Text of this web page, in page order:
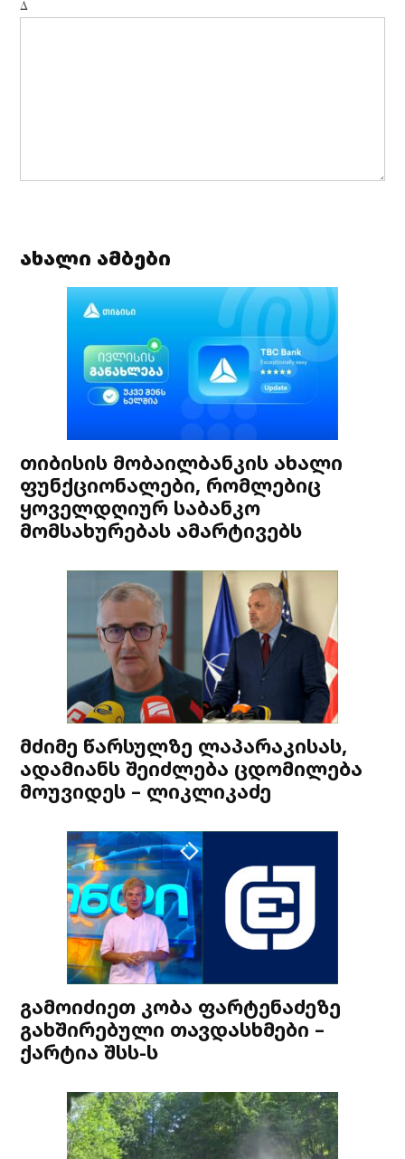
Δ
ახალი ამბები
თიბისის მობაილბანკის ახალი
ფუნქციონალები, რომლებიც
ყოველდღიურ საბანკო
მომსახურებას ამარტივებს
მძიმე წარსულზე ლაპარაკისას,
ადამიანს შეიძლება ცდომილება
მოუვიდეს – ლიკლიკაძე
გამოიძიეთ კობა ფარტენაძეზე
გახშირებული თავდასხმები –
ქარტია შსს-ს